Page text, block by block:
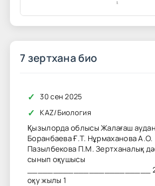
7 зертхана био
✓ 30 сен 2025
✓ KAZ/Биология
Қызылорда облысы Жалағаш
Боранбаева Ғ.Т. Нұрмаханова А.О.
Пазылбекова П.М. Зертханалық
сынып оқушысы
________________________
оқу жылы 1